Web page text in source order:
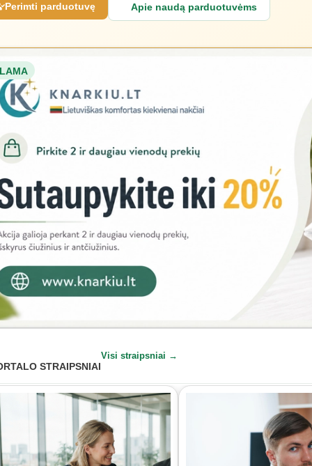
Perimti parduotuvę Apie naudą parduotuvėms
STRAIPSNIAI
Visi straipsniai →